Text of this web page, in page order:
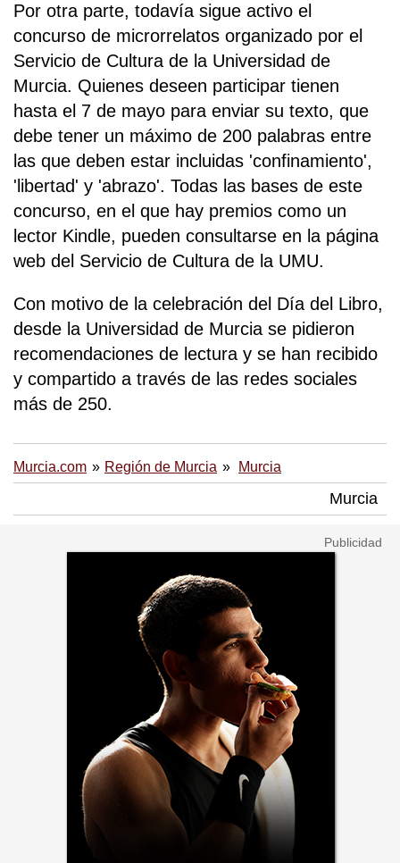
Por otra parte, todavía sigue activo el
concurso de microrrelatos organizado por el
Servicio de Cultura de la Universidad de
Murcia. Quienes deseen participar tienen
hasta el 7 de mayo para enviar su texto, que
debe tener un máximo de 200 palabras entre
las que deben estar incluidas 'confinamiento',
'libertad' y 'abrazo'. Todas las bases de este
concurso, en el que hay premios como un
lector Kindle, pueden consultarse en la página
web del Servicio de Cultura de la UMU.
Con motivo de la celebración del Día del Libro,
desde la Universidad de Murcia se pidieron
recomendaciones de lectura y se han recibido
y compartido a través de las redes sociales
más de 250.
Murcia.com Región de Murcia Murcia
Murcia